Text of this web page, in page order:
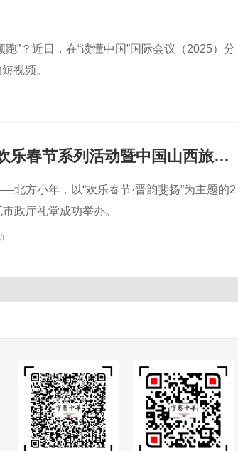
”？近日，在“读懂中国”国际会议（2025）分
视频。
“晋韵斐扬” 2026斐济欢乐春节系列活动暨中国山西旅游文化推广年启动仪式成功举办
方小年，以“欢乐春节·晋韵斐扬”为主题的2
政厅礼堂成功举办。